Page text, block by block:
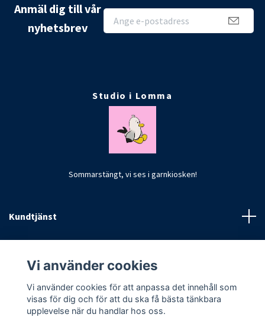
Anmäl dig till vår
nyhetsbrev
Studio i Lomma
Sommarstängt, vi ses i garnkiosken!
Kundtjänst
Vi använder cookies
Vi använder cookies för att anpassa det innehåll som
visas för dig och för att du ska få bästa tänkbara
upplevelse när du handlar hos oss.